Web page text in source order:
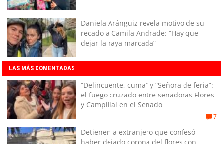
Daniela Aránguiz revela motivo de su
recado a Camila Andrade: “Hay que
dejar la raya marcada”
LAS MÁS COMENTADAS
“Delincuente, cuma” y “Señora de feria”:
el fuego cruzado entre senadoras Flores
y Campillai en el Senado
7
Detienen a extranjero que confesó
haber dejado corona del flores con